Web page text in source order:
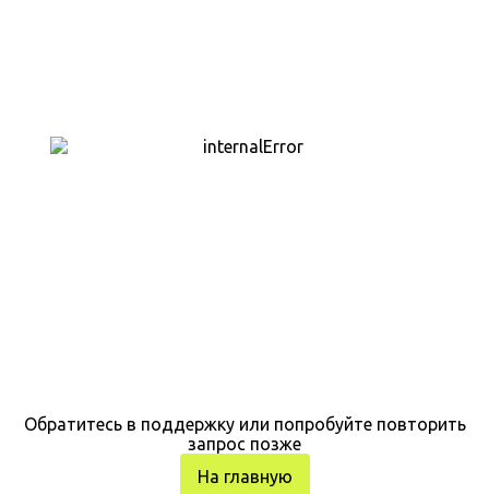
Обратитесь в поддержку или попробуйте повторить
запрос позже
На главную